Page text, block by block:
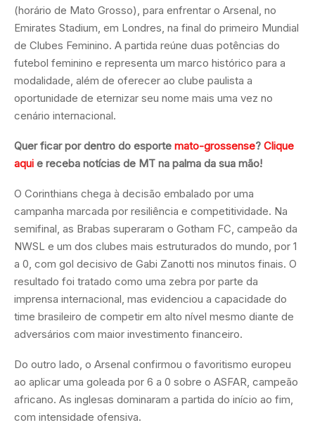
(horário de Mato Grosso), para enfrentar o Arsenal, no
Emirates Stadium, em Londres, na final do primeiro Mundial
de Clubes Feminino. A partida reúne duas potências do
futebol feminino e representa um marco histórico para a
modalidade, além de oferecer ao clube paulista a
oportunidade de eternizar seu nome mais uma vez no
cenário internacional.
Quer ficar por dentro do esporte mato-grossense? Clique
aqui e receba notícias de MT na palma da sua mão!
O Corinthians chega à decisão embalado por uma
campanha marcada por resiliência e competitividade. Na
semifinal, as Brabas superaram o Gotham FC, campeão da
NWSL e um dos clubes mais estruturados do mundo, por 1
a 0, com gol decisivo de Gabi Zanotti nos minutos finais. O
resultado foi tratado como uma zebra por parte da
imprensa internacional, mas evidenciou a capacidade do
time brasileiro de competir em alto nível mesmo diante de
adversários com maior investimento financeiro.
Do outro lado, o Arsenal confirmou o favoritismo europeu
ao aplicar uma goleada por 6 a 0 sobre o ASFAR, campeão
africano. As inglesas dominaram a partida do início ao fim,
com intensidade ofensiva.